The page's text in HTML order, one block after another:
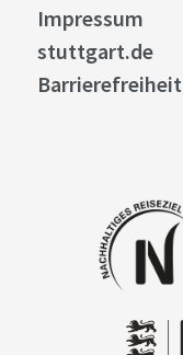
Impressum
stuttgart.de
Barrierefreiheit